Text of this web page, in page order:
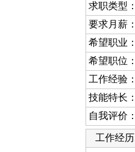
求职类型：
要求月薪：
希望职业：
希望职位：
工作经验：
技能特长：
自我评价：
工作经历